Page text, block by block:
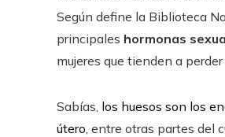
Según define la Biblioteca
principales hormonas
mujeres que tienden a
Sabías, los huesos son los
útero, entre otras partes del